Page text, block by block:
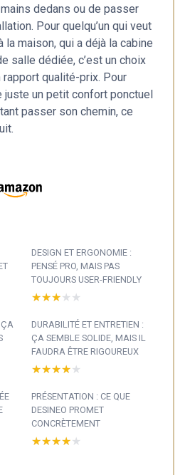
dedans ou de passer
Pour quelqu’un qui veut
la maison, qui a déjà la cabine
salle dédiée, c’est un choix
rapport qualité-prix. Pour
juste un petit confort ponctuel
passer son chemin, ce
DESIGN ET ERGONOMIE :
PENSÉ PRO, MAIS PAS
TOUJOURS USER-FRIENDLY
★★★★★
★★★★★
ÇA
DURABILITÉ ET ENTRETIEN :
ÇA SEMBLE SOLIDE, MAIS IL
FAUDRA ÊTRE RIGOUREUX
★★★★★
★★★★★
PRÉSENTATION : CE QUE
DESINEO PROMET
CONCRÈTEMENT
★★★★★
★★★★★